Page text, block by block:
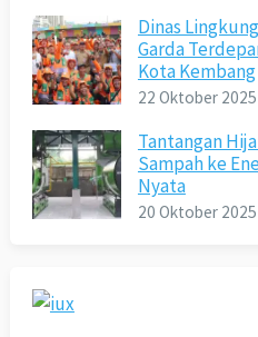
Dinas
Garda
Kota Kembang
22 Oktober 2025
Tantangan
Sampah ke
Nyata
20 Oktober 2025